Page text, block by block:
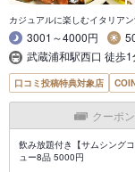
カジュアルに楽しむイタリア
3001～4000円
武蔵浦和駅西口 徒歩1
口コミ投稿特典対象店
クーポン
飲み放題付き【サムシング
ュー8品 5000円